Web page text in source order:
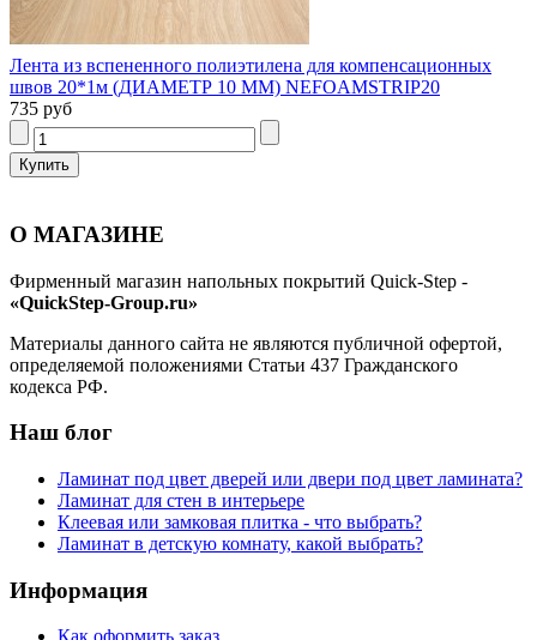
Лента из вспененного полиэтилена для компенсационных
швов 20*1м (ДИАМЕТР 10 ММ) NEFOAMSTRIP20
735 руб
О МАГАЗИНЕ
Фирменный магазин напольных покрытий Quick-Step -
«QuickStep-Group.ru»
Материалы данного сайта не являются публичной офертой,
определяемой положениями Статьи 437 Гражданского
кодекса РФ.
Наш блог
Ламинат под цвет дверей или двери под цвет ламината?
Ламинат для стен в интерьере
Клеевая или замковая плитка - что выбрать?
Ламинат в детскую комнату, какой выбрать?
Информация